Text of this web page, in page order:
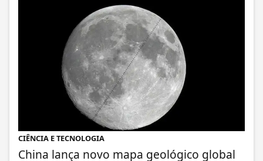
CIÊNCIA E TECNOLOGIA
China lança novo mapa geológico global